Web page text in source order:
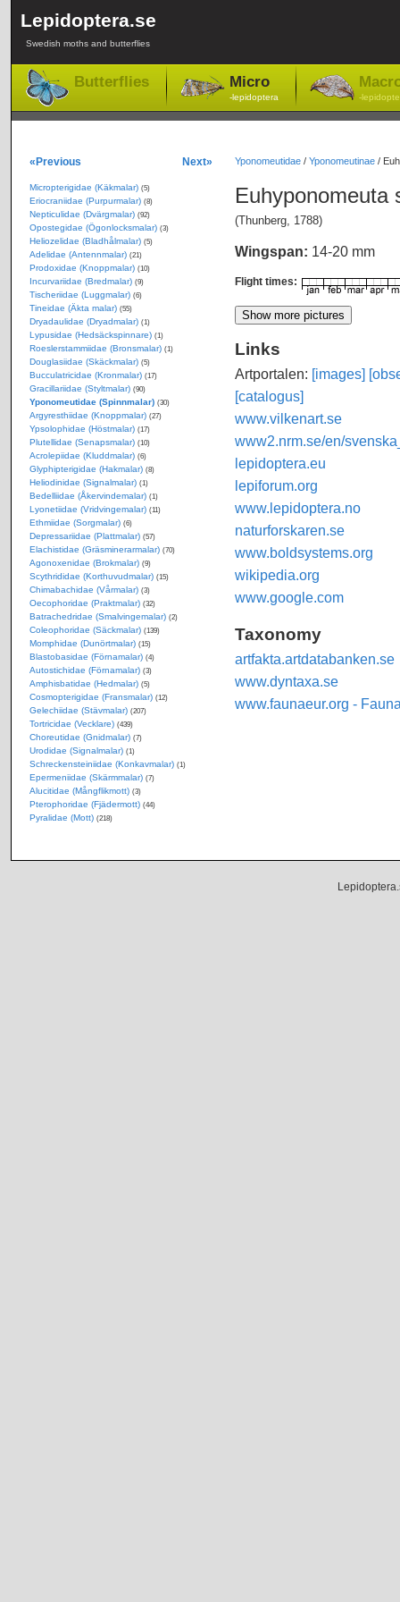
Lepidoptera.se
Swedish moths and butterflies
Butterflies Micro
-lepidoptera -
Yponomeutidae/ Yponomeutinae/
Euhyponomeuta
(Thunberg, 1788)
Wingspan: 14-20 mm
Flight times:
Links
Artportalen: [images]
[catalogus]
www.vilkenart.se
www2.nrm.se/en/
lepidoptera.eu
lepiforum.org
www.lepidoptera.no
naturforskaren.se
www.boldsystems.org
wikipedia.org
www.google.com
Taxonomy
artfakta.artdatabanken.se
www.dyntaxa.se
www.faunaeur.org -
«Previous Next»
Micropterigidae (Käkmalar) (5)
Eriocraniidae (Purpurmalar) (8)
Nepticulidae (Dvärgmalar) (92)
Opostegidae (Ögonlocksmalar) (3)
Heliozelidae (Bladhålmalar) (5)
Adelidae (Antennmalar) (21)
Prodoxidae (Knoppmalar) (10)
Incurvariidae (Bredmalar) (9)
Tischeriidae (Luggmalar) (6)
Tineidae (Äkta malar) (55)
Dryadaulidae (Dryadmalar) (1)
Lypusidae (Hedsäckspinnare) (1)
Roeslerstammiidae (Bronsmalar) (1)
Douglasiidae (Skäckmalar) (5)
Bucculatricidae (Kronmalar) (17)
Gracillariidae (Styltmalar) (90)
Yponomeutidae (Spinnmalar) (30)
Argyresthiidae (Knoppmalar) (27)
Ypsolophidae (Höstmalar) (17)
Plutellidae (Senapsmalar) (10)
Acrolepiidae (Kluddmalar) (6)
Glyphipterigidae (Hakmalar) (8)
Heliodinidae (Signalmalar) (1)
Bedelliidae (Åkervindemalar) (1)
Lyonetiidae (Vridvingemalar) (11)
Ethmiidae (Sorgmalar) (6)
Depressariidae (Plattmalar) (57)
Elachistidae (Gräsminerarmalar) (70)
Agonoxenidae (Brokmalar) (9)
Scythrididae (Korthuvudmalar) (15)
Chimabachidae (Vårmalar) (3)
Oecophoridae (Praktmalar) (32)
Batrachedridae (Smalvingemalar) (2)
Coleophoridae (Säckmalar) (139)
Momphidae (Dunörtmalar) (15)
Blastobasidae (Förnamalar) (4)
Autostichidae (Förnamalar) (3)
Amphisbatidae (Hedmalar) (5)
Cosmopterigidae (Fransmalar) (12)
Gelechiidae (Stävmalar) (207)
Tortricidae (Vecklare) (439)
Choreutidae (Gnidmalar) (7)
Urodidae (Signalmalar) (1)
Schreckensteiniidae (Konkavmalar) (1)
Epermeniidae (Skärmmalar) (7)
Alucitidae (Mångflikmott) (3)
Pterophoridae (Fjädermott) (44)
Pyralidae (Mott) (218)